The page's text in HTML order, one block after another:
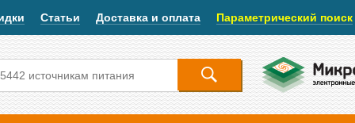
Статьи Доставка и оплата Параметрический поиск